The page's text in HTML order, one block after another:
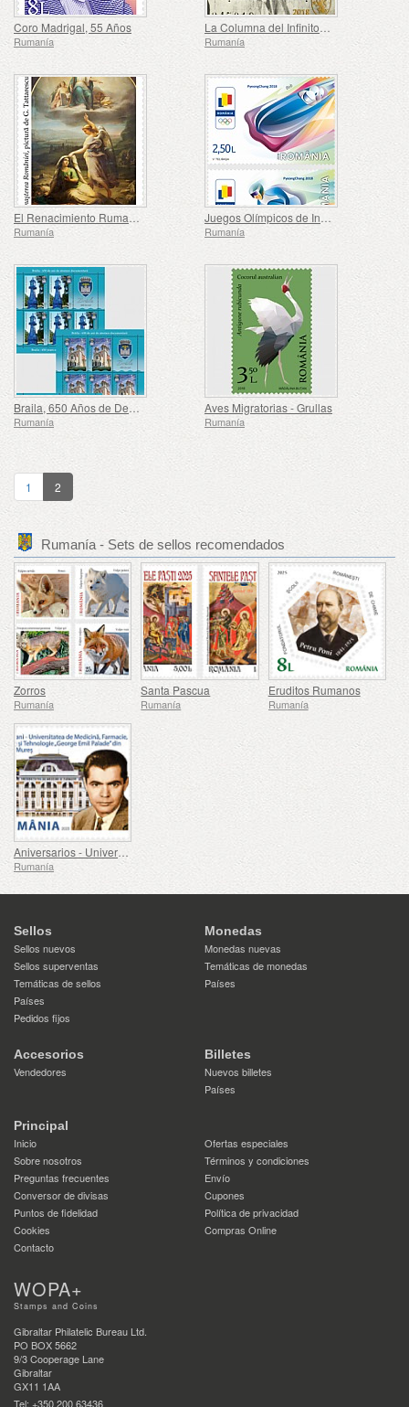
Coro Madrigal, 55 Años
Rumanía
La Columna del Infinito, Tributo a los Héroes Rumanos
Rumanía
El Renacimiento Rumano en Pintura
Rumanía
Juegos Olímpicos de Invierno
Rumanía
Braila, 650 Años de Declaración Documental
Rumanía
Aves Migratorias - Grullas
Rumanía
1 2
Rumanía - Sets de sellos recomendados
Zorros
Rumanía
Santa Pascua
Rumanía
Eruditos Rumanos
Rumanía
Aniversarios - Universidad de Medicina, Farmacia, Ciencia y Tecnología George Emil Palade de Targu Mures
Rumanía
Sellos
Sellos nuevos
Sellos superventas
Temáticas de sellos
Países
Pedidos fijos
Monedas
Monedas nuevas
Temáticas de monedas
Países
Accesorios
Vendedores
Billetes
Nuevos billetes
Países
Principal
Inicio
Ofertas especiales
Sobre nosotros
Términos y condiciones
Preguntas frecuentes
Envío
Conversor de divisas
Cupones
Puntos de fidelidad
Política de privacidad
Cookies
Compras Online
Contacto
WOPA+
Stamps and Coins
Gibraltar Philatelic Bureau Ltd.
PO BOX 5662
9/3 Cooperage Lane
Gibraltar
GX11 1AA
Tel: +350 200 63436